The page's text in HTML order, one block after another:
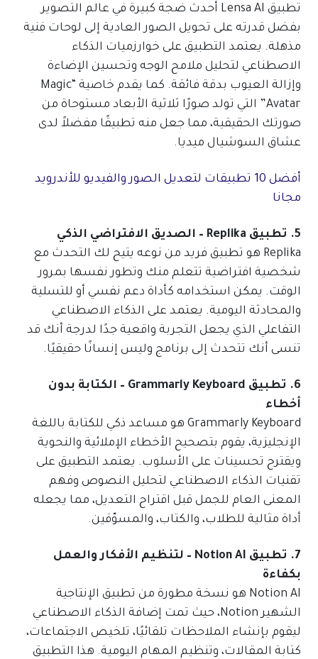
تطبيق Lensa AI أحدث ضجة كبيرة في عالم التصوير
بفضل قدرته على تحويل الصور العادية إلى لوحات فنية
مذهلة. يعتمد التطبيق على خوارزميات الذكاء
الاصطناعي لتحليل ملامح الوجه وتحسين الإضاءة
وإزالة العيوب بدقة فائقة. كما يقدم خاصية “Magic
Avatar” التي تولد صورًا ثلاثية الأبعاد مستوحاة من
صورتك الحقيقية، مما جعل منه تطبيقًا مفضلاً لدى
عشاق السوشيال ميديا.
أفضل 10 تطبيقات لتعديل الصور والفيديو للأندرويد
مجانا
5. تطبيق Replika – الصديق الافتراضي الذكي
Replika هو تطبيق فريد من نوعه يتيح لك التحدث مع
شخصية افتراضية تتعلم منك وتطور نفسها بمرور
الوقت. يمكن استخدامه كأداة دعم نفسي أو للتسلية
والمحادثة اليومية. يعتمد على الذكاء الاصطناعي
التفاعلي الذي يجعل التجربة واقعية جدًا لدرجة أنك قد
تنسى أنك تتحدث إلى برنامج وليس إنسانًا حقيقيًا.
6. تطبيق Grammarly Keyboard – الكتابة بدون
أخطاء
Grammarly Keyboard هو مساعد ذكي للكتابة باللغة
الإنجليزية، يقوم بتصحيح الأخطاء الإملائية والنحوية
ويقترح تحسينات على الأسلوب. يعتمد التطبيق على
تقنيات الذكاء الاصطناعي لتحليل النصوص وفهم
المعنى العام للجمل قبل اقتراح التعديل، مما يجعله
أداة مثالية للطلاب، والكتاب، والمسوّقين.
7. تطبيق Notion AI – لتنظيم الأفكار والعمل
بكفاءة
Notion AI هو نسخة مطورة من تطبيق الإنتاجية
الشهير Notion، حيث تمت إضافة الذكاء الاصطناعي
ليقوم بإنشاء الملاحظات تلقائيًا، تلخيص الاجتماعات،
كتابة المقالات، وتنظيم المهام اليومية. هذا التطبيق